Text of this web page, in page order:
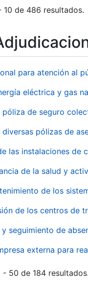
de 486 resultados.
para atención al
eléctrica y gas
de seguro
pólizas de
las instalaciones de
de la salud y
de los
de los centros de
seguimiento de
externa para
50 de 184 resultados.